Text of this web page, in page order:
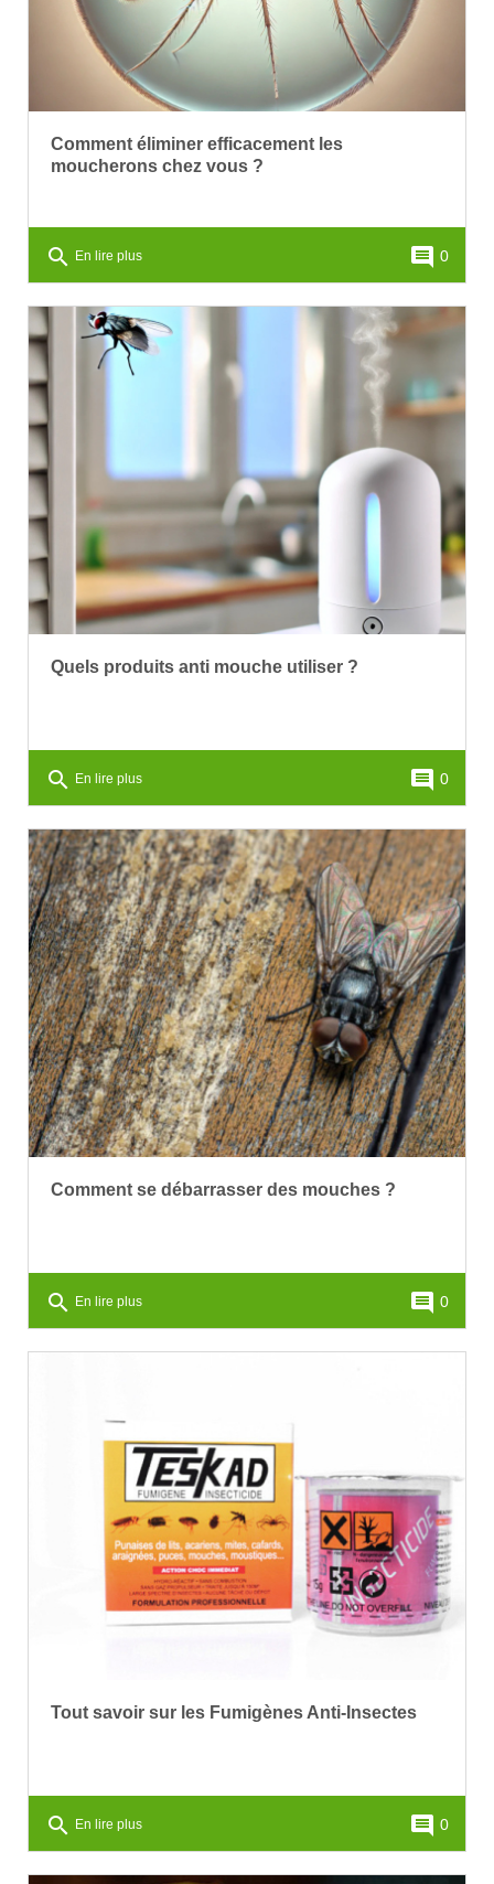
Comment éliminer efficacement les
moucherons chez vous ?
search En lire plus comment 0
Quels produits anti mouche utiliser ?
search En lire plus comment 0
Comment se débarrasser des mouches ?
search En lire plus comment 0
Tout savoir sur les Fumigènes Anti-Insectes
search En lire plus comment 0